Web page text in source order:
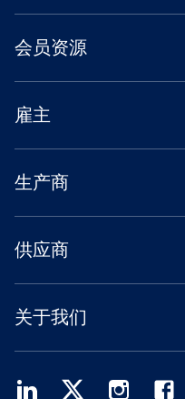
会员资源
雇主
生产商
供应商
关于我们